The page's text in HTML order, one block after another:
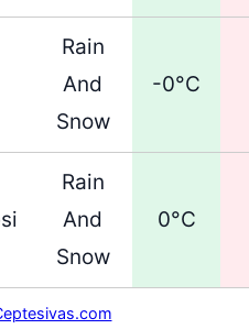
Rain
And
Snow
-0°C
Rain
And
Snow
0°C